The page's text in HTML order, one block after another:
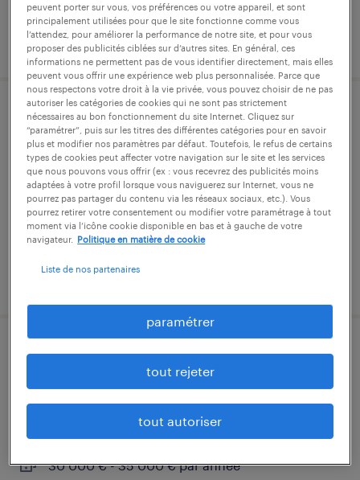
publié le 7 août 2026
technicien de maintenance (f/h)
paris, paris
cdi
33 000 € - 35 000 € par année
technicien de maintenance
multitechnique (f/h)
cdi
30 000 € - 35 000 € par année
peuvent porter sur vous, vos préférences ou votre appareil, et sont
principalement utilisées pour que le site fonctionne comme vous
l’attendez, pour améliorer la performance de notre site, et pour vous
proposer des publicités ciblées sur d’autres sites. En général, ces
informations ne permettent pas de vous identifier directement, mais elles
peuvent vous offrir une expérience web plus personnalisée. Parce que
nous respectons votre droit à la vie privée, vous pouvez choisir de ne pas
autoriser les catégories de cookies qui ne sont pas strictement
nécessaires au bon fonctionnement du site Internet. Cliquez sur
“paramétrer”, puis sur les titres des différentes catégories pour en savoir
plus et modifier nos paramètres par défaut. Toutefois, le refus de certains
types de cookies peut affecter votre navigation sur le site et les services
que nous pouvons vous offrir (ex : vous recevrez des publicités moins
adaptées à votre profil lorsque vous naviguerez sur Internet, vous ne
pourrez pas partager du contenu via les réseaux sociaux, etc.). Vous
pourrez retirer votre consentement ou modifier votre paramétrage à tout
moment via l’icône cookie disponible en bas et à gauche de votre
navigateur.
Politique en matière de cookie
Liste de nos partenaires
paramétrer
tout rejeter
tout autoriser